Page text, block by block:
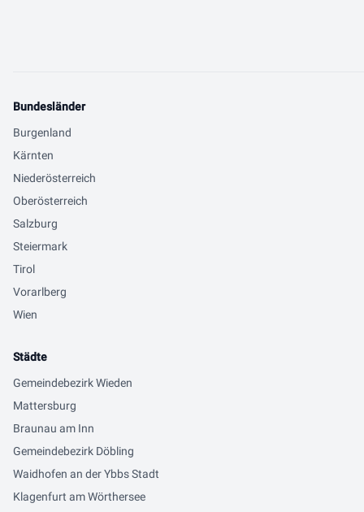
Bundesländer
Burgenland
Kärnten
Niederösterreich
Oberösterreich
Salzburg
Steiermark
Tirol
Vorarlberg
Wien
Städte
Gemeindebezirk Wieden
Mattersburg
Braunau am Inn
Gemeindebezirk Döbling
Waidhofen an der Ybbs Stadt
Klagenfurt am Wörthersee